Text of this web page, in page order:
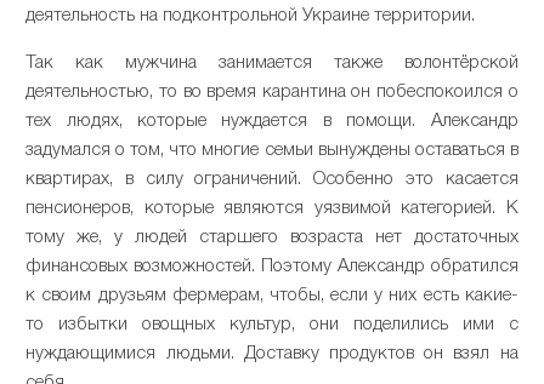
деятельность на подконтрольной Украине территории.
Так как мужчина занимается также волонтёрской
деятельностью, то во время карантина он побеспокоился о
тех людях, которые нуждается в помощи. Александр
задумался о том, что многие семьи вынуждены оставаться в
квартирах, в силу ограничений. Особенно это касается
пенсионеров, которые являются уязвимой категорией. К
тому же, у людей старшего возраста нет достаточных
финансовых возможностей. Поэтому Александр обратился
к своим друзьям фермерам, чтобы, если у них есть какие-
то избытки овощных культур, они поделились ими с
нуждающимися людьми. Доставку продуктов он взял на